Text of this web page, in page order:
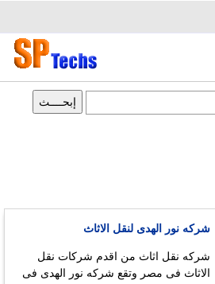
شركه نور الهدى لنقل الاثاث
شركه نقل اثاث من اقدم شركات نقل
الاثاث فى مصر وتقع شركه نور الهدى فى